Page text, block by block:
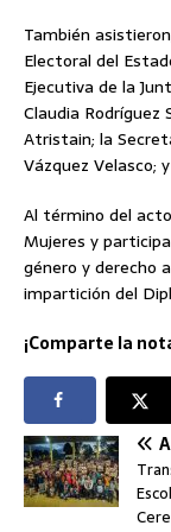
También
Electoral del
Ejecutiva de la
Claudia Rodríguez
Atristain; la
Vázquez Velasco;
Al término del
Mujeres y
género y derecho
impartición del
¡Comparte la